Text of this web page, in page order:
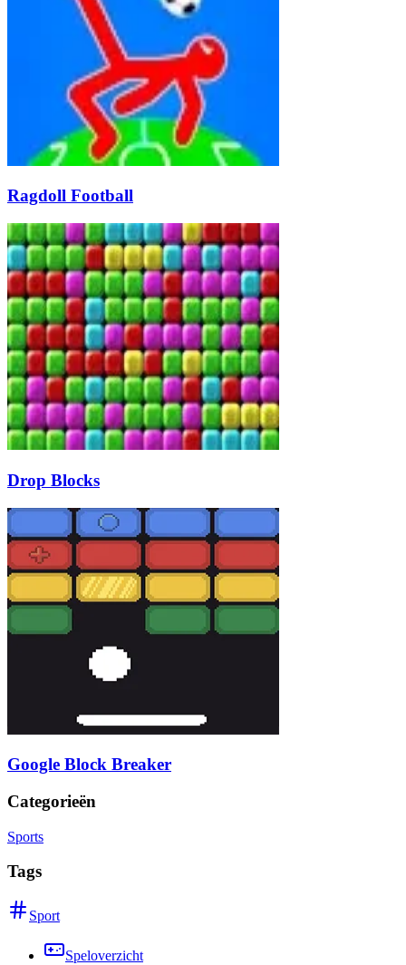
Ragdoll Football
Drop Blocks
Google Block Breaker
Categorieën
Sports
Tags
Sport
Speloverzicht